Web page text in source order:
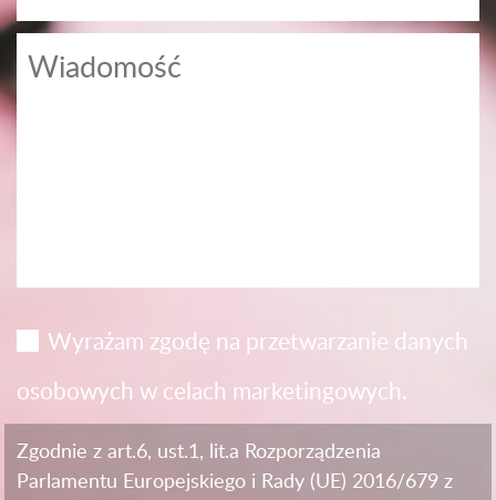
Wyrażam zgodę na przetwarzanie danych
osobowych w celach marketingowych.
Zgodnie z art.6, ust.1, lit.a Rozporządzenia
Parlamentu Europejskiego i Rady (UE) 2016/679 z